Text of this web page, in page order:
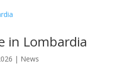
in Lombardia
| News